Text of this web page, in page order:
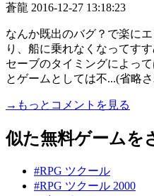
蒼龍 2016-12-27 13:18:23
なんか既出のバグ？で楽に
り、船に乗れなくなってす
セーブのタイミングによっ
とゲームとしては不...(省略
→もっとコメントを見る
似た無料ゲームを
#RPG ツクール
#RPG ツクール 2000